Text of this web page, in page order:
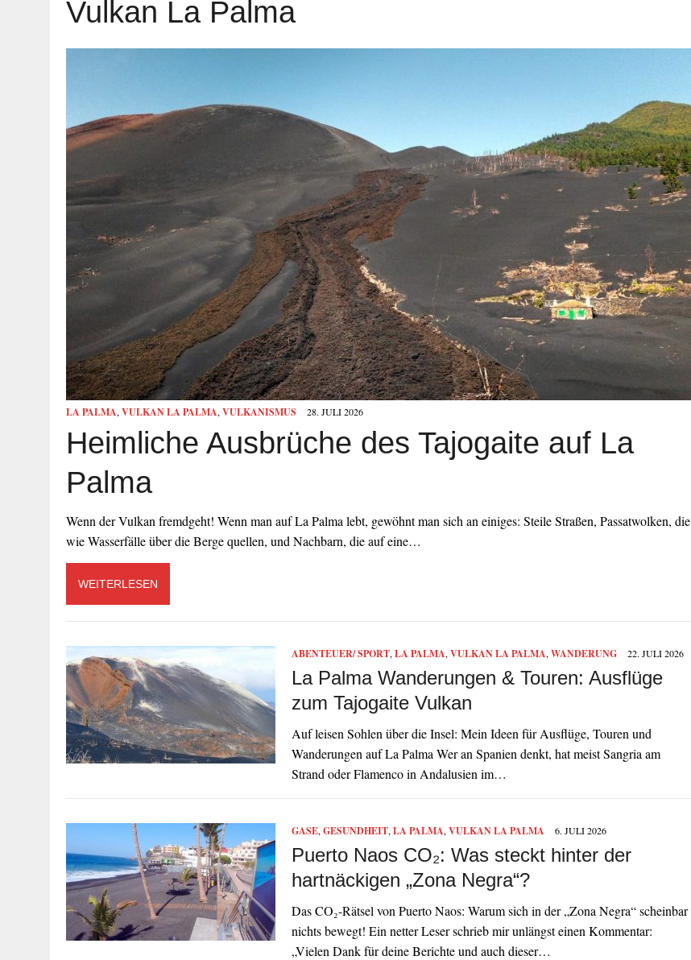
Vulkan La Palma
LA PALMA, VULKAN LA PALMA, VULKANISMUS 28. JULI 2026
Heimliche Ausbrüche des Tajogaite auf La
Palma
Wenn der Vulkan fremdgeht! Wenn man auf La Palma lebt, gewöhnt man sich an einiges: Steile Straßen, Passatwolken, die
wie Wasserfälle über die Berge quellen, und Nachbarn, die auf eine…
WEITERLESEN
ABENTEUER/ SPORT, LA PALMA, VULKAN LA PALMA, WANDERUNG 22. JULI 2026
La Palma Wanderungen & Touren: Ausflüge
zum Tajogaite Vulkan
Auf leisen Sohlen über die Insel: Mein Ideen für Ausflüge, Touren und
Wanderungen auf La Palma Wer an Spanien denkt, hat meist Sangria am
Strand oder Flamenco in Andalusien im…
GASE, GESUNDHEIT, LA PALMA, VULKAN LA PALMA 6. JULI 2026
Puerto Naos CO₂: Was steckt hinter der
hartnäckigen „Zona Negra“?
Das CO₂-Rätsel von Puerto Naos: Warum sich in der „Zona Negra“ scheinbar
nichts bewegt! Ein netter Leser schrieb mir unlängst einen Kommentar:
„Vielen Dank für deine Berichte und auch dieser…